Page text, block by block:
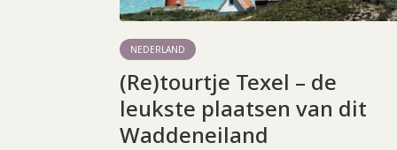
NEDERLAND
(Re)tourtje Texel – de
leukste plaatsen van dit
Waddeneiland